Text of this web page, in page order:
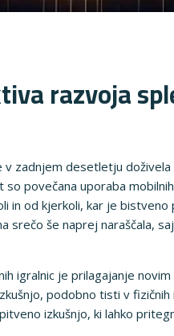
razvoja
v zadnjem desetletju
povečana uporaba
od kjerkoli, kar je
še naprej naraščala,
igralnic je prilagajanje
podobno tisti v
izkušnjo, ki lahko